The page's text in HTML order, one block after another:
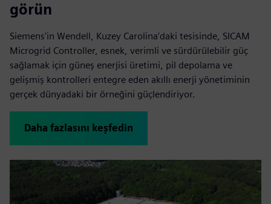
görün
Siemens'in Wendell, Kuzey Carolina'daki tesisinde, SICAM
Microgrid Controller, esnek, verimli ve sürdürülebilir güç
sağlamak için güneş enerjisi üretimi, pil depolama ve
gelişmiş kontrolleri entegre eden akıllı enerji yönetiminin
gerçek dünyadaki bir örneğini güçlendiriyor.
Daha fazlasını keşfedin